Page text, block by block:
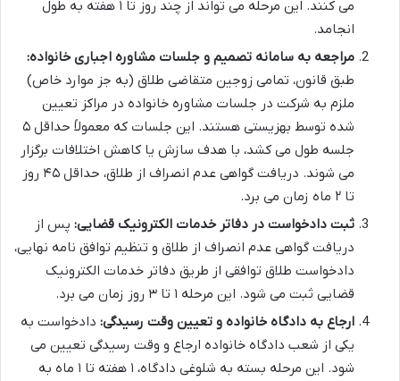
می کنند. این مرحله می تواند از چند روز تا ۱ هفته به طول
انجامد.
مراجعه به سامانه تصمیم و جلسات مشاوره اجباری خانواده:
طبق قانون، تمامی زوجین متقاضی طلاق (به جز موارد خاص)
ملزم به شرکت در جلسات مشاوره خانواده در مراکز تعیین
شده توسط بهزیستی هستند. این جلسات که معمولاً حداقل ۵
جلسه طول می کشد، با هدف سازش یا کاهش اختلافات برگزار
می شوند. دریافت گواهی عدم انصراف از طلاق، حداقل ۴۵ روز
تا ۲ ماه زمان می برد.
ثبت دادخواست در دفاتر خدمات الکترونیک قضایی: پس از
دریافت گواهی عدم انصراف از طلاق و تنظیم توافق نامه نهایی،
دادخواست طلاق توافقی از طریق دفاتر خدمات الکترونیک
قضایی ثبت می شود. این مرحله ۱ تا ۳ روز زمان می برد.
ارجاع به دادگاه خانواده و تعیین وقت رسیدگی: دادخواست به
یکی از شعب دادگاه خانواده ارجاع و وقت رسیدگی تعیین می
شود. این مرحله بسته به شلوغی دادگاه، ۱ هفته تا ۱ ماه به